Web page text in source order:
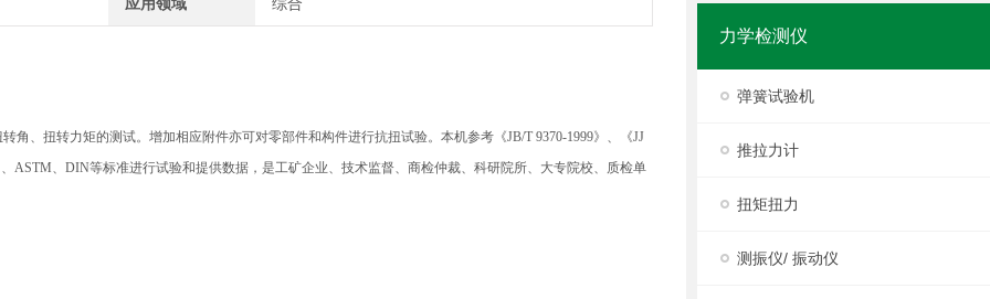
力学检测仪
弹簧试验机
推拉力计
扭矩扭力
测振仪/ 振动仪
、扭转力矩的测试。增加相应附件亦可对零部件和构件进行抗扭试验。本机参考《JB/T 9370-1999》、《JJ
ASTM、DIN等标准进行试验和提供数据，是工矿企业、技术监督、商检仲裁、科研院所、大专院校、质检单